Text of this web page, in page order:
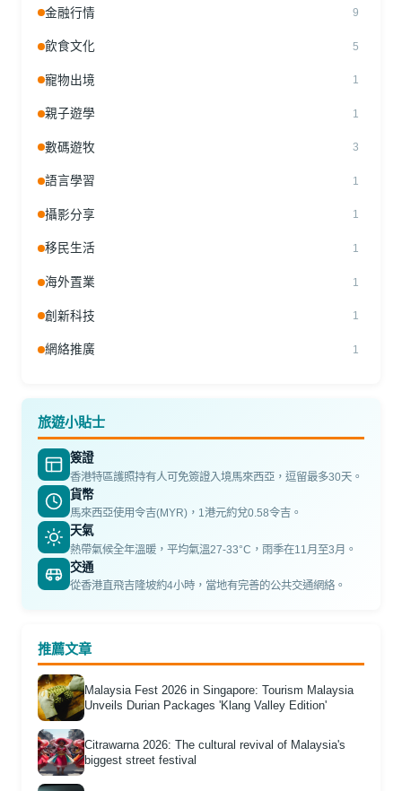
金融行情 9
飲食文化 5
寵物出境 1
親子遊學 1
數碼遊牧 3
語言學習 1
攝影分享 1
移民生活 1
海外置業 1
創新科技 1
網絡推廣 1
旅遊小貼士
簽證
香港特區護照持有人可免簽證入境馬來西亞，逗留最多30天。
貨幣
馬來西亞使用令吉(MYR)，1港元約兌0.58令吉。
天氣
熱帶氣候全年溫暖，平均氣溫27-33°C，雨季在11月至3月。
交通
從香港直飛吉隆坡約4小時，當地有完善的公共交通網絡。
推薦文章
Malaysia Fest 2026 in Singapore: Tourism Malaysia
Unveils Durian Packages 'Klang Valley Edition'
Citrawarna 2026: The cultural revival of Malaysia's
biggest street festival